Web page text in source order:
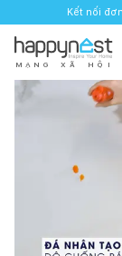
Kết nối
M Ạ N G X Ã H Ộ I